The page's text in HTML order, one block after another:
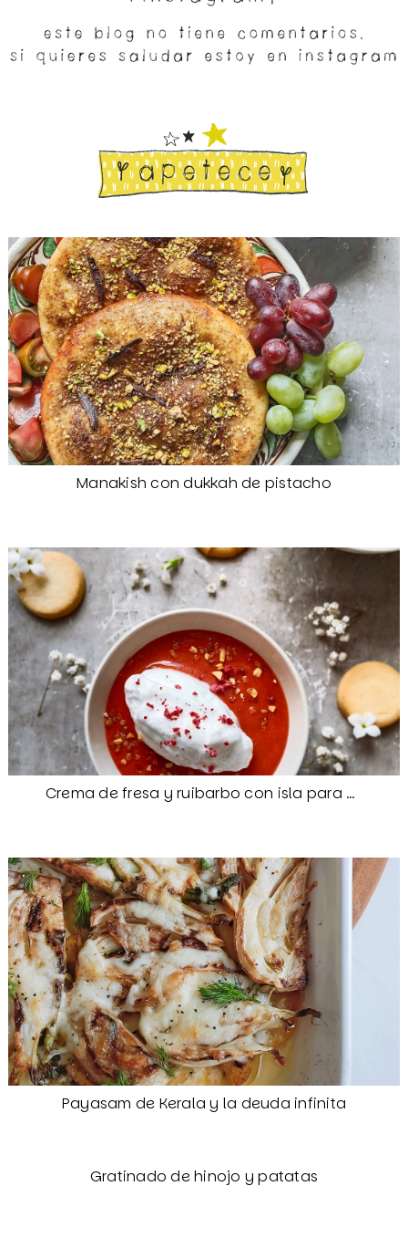
Manakish con dukkah de pistacho
Crema de fresa y ruibarbo con isla para Camille
Payasam de Kerala y la deuda infinita
Gratinado de hinojo y patatas